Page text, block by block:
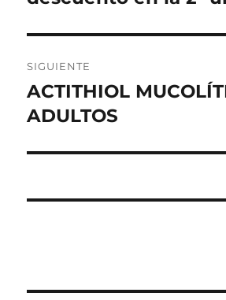
SIGUIENTE
Entrada
siguiente:
ACTITHIOL
ADULTOS